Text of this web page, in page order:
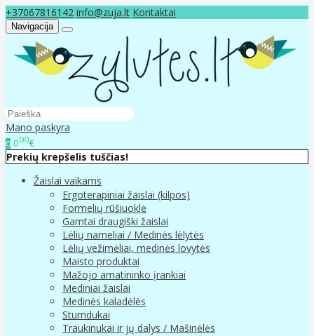
+37067816142 info@zuja.lt Kontaktai
Navigacija
Mano paskyra
0 000€
Prekių krepšelis tuščias!
Žaislai vaikams
Ergoterapiniai žaislai (kilpos)
Formelių rūšiuoklė
Gamtai draugiški žaislai
Lėlių nameliai / Medinės lėlytės
Lėlių vežimėliai, medinės lovytės
Maisto produktai
Mažojo amatininko įrankiai
Mediniai žaislai
Medinės kaladėlės
Stumdukai
Traukinukai ir jų dalys / Mašinėlės